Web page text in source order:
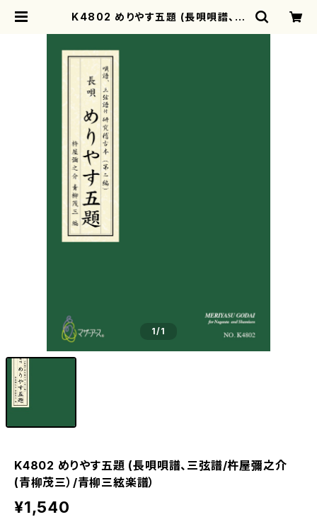
K4802 めりやす五題 (長唄唄譜、三
1/1
K4802 めりやす五題 (長唄唄譜、三弦譜/杵屋彌之介
(青柳茂三）/青柳三絃楽譜）
¥1,540